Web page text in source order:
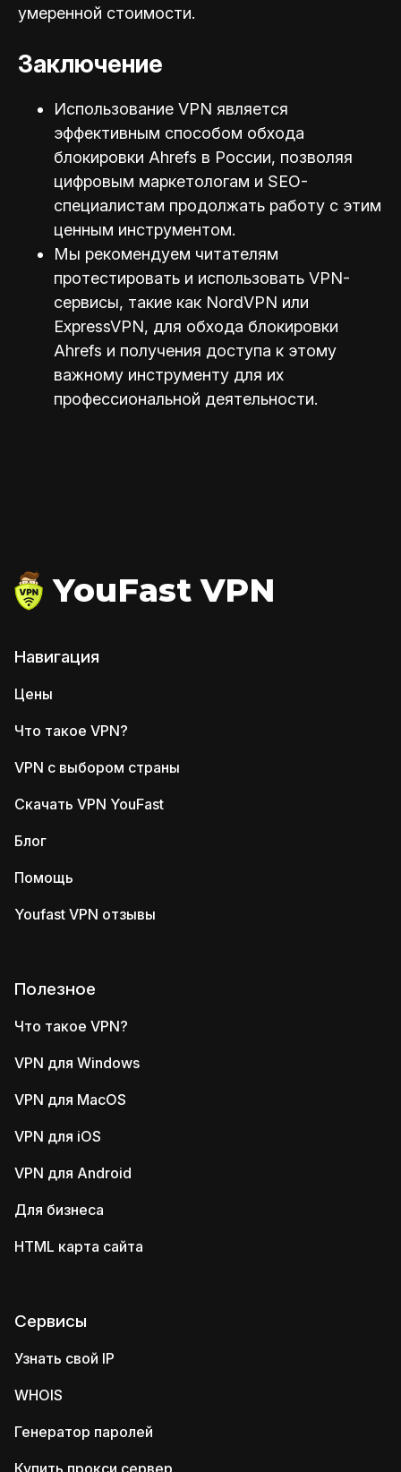
умеренной стоимости.
Заключение
Использование VPN является
эффективным способом обхода
блокировки Ahrefs в России, позволяя
цифровым маркетологам и SEO-
специалистам продолжать работу с этим
ценным инструментом.
Мы рекомендуем читателям
протестировать и использовать VPN-
сервисы, такие как NordVPN или
ExpressVPN, для обхода блокировки
Ahrefs и получения доступа к этому
важному инструменту для их
профессиональной деятельности.
YouFast VPN
Навигация
Цены
Что такое VPN?
VPN с выбором страны
Скачать VPN YouFast
Блог
Помощь
Youfast VPN отзывы
Полезное
Что такое VPN?
VPN для Windows
VPN для MacOS
VPN для iOS
VPN для Android
Для бизнеса
HTML карта сайта
Сервисы
Узнать свой IP
WHOIS
Генератор паролей
Купить прокси сервер